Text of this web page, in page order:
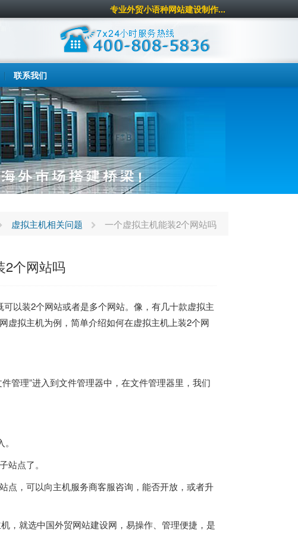
专业外贸小语种网站建设制作...
联系我们
虚拟主机相关问题 一个虚拟主机能装2个网站吗
2个网站吗
可以装2个网站或者是多个网站。像 ，有几十款虚拟主
网虚拟主机为例，简单介绍如何在虚拟主机 上装2个网
管理”进入到文件管理器中，在文件管理器里，我们
站点了。
点，可以向主机服务商客服咨询，能否开放，或者升
，就选中国外贸网站建设网，易操作、管理便捷，是